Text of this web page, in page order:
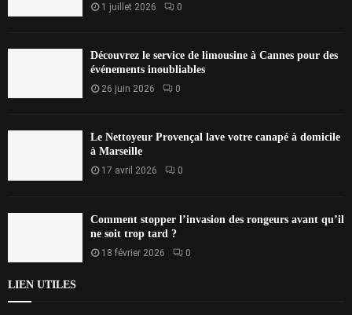
1 juillet 2026 0
Découvrez le service de limousine à Cannes pour des
événements inoubliables
26 juin 2026 0
Le Nettoyeur Provençal lave votre canapé à domicile
à Marseille
17 avril 2026 0
Comment stopper l’invasion des rongeurs avant qu’il
ne soit trop tard ?
18 février 2026 0
LIEN UTILES